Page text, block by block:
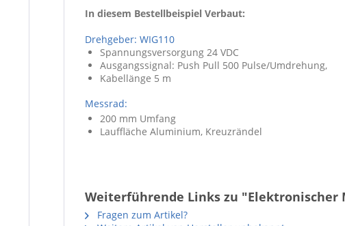
In diesem Bestellbeispiel Verbaut:
Drehgeber: WIG110
Spannungsversorgung 24 VDC
Ausgangssignal: Push Pull 500 Pulse/Umdrehung,
Kabellänge 5 m
Messrad:
200 mm Umfang
Lauffläche Aluminium, Kreuzrändel
Weiterführende Links zu "Elektronischer
Fragen zum Artikel?